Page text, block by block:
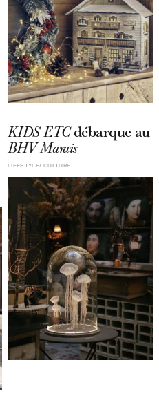
KIDS ETCdébarque au
BHV Marais
CULTURE
LIFESTYLE